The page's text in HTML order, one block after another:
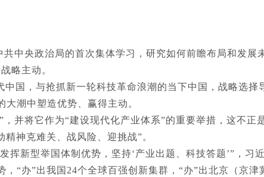
中央政治局的首次集体学习，研究如何前瞻布局和发展
略主动。
国，与抢抓新一轮科技革命浪潮的当下中国，战略选择
潮中塑造优势、赢得主动。
并将它作为“建设现代化产业体系”的重要举措，这不正
神克难关、战风险、迎挑战”。
挥新型举国体制优势，坚持‘产业出题、科技答题’”，习
“办”出我国24个全球百强创新集群，“办”出北京（京